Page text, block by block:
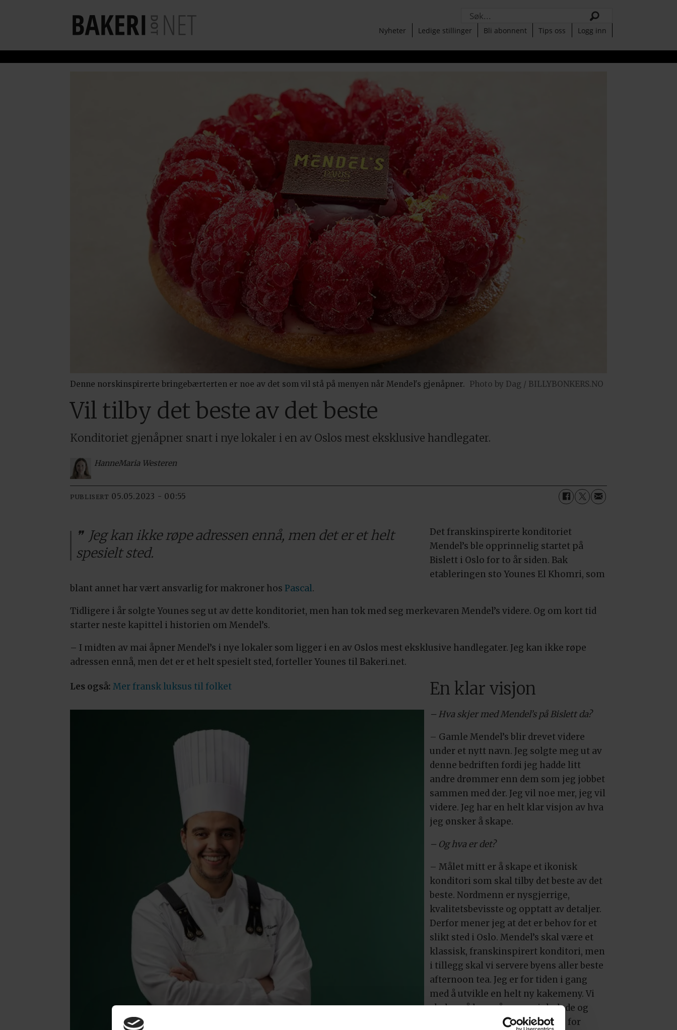
Søk
Nyheter Ledige stillinger Bli abonnent Tips oss Logg inn
Denne norskinspirerte bringebærterten er noe av det som vil stå på menyen når Mendel's gjenåpner. Photo by Dag / BILLYBONKERS.NO
Vil tilby det beste av det beste
Konditoriet gjenåpner snart i nye lokaler i en av Oslos mest eksklusive handlegater.
HanneMaria Westeren
PUBLISERT 05.05.2023 - 00:55
Jeg kan ikke røpe adressen ennå, men det er et helt
spesielt sted.
Det franskinspirerte konditoriet
Mendel’s ble opprinnelig startet på
Bislett i Oslo for to år siden. Bak
etableringen sto Younes El Khomri, som
blant annet har vært ansvarlig for makroner hosPascal.
Tidligere i år solgte Younes seg ut av dette konditoriet, men han tok med seg merkevaren Mendel’s videre. Og om kort tid
starter neste kapittel i historien om Mendel’s.
– I midten av mai åpner Mendel’s i nye lokaler som ligger i en av Oslos mest eksklusive handlegater. Jeg kan ikke røpe
adressen ennå, men det er et helt spesielt sted, forteller Younes til Bakeri.net.
Les også: Mer fransk luksus til folket En klar visjon
– Hva skjer med Mendel’s på Bislett da?
– Gamle Mendel’s blir drevet videre
under et nytt navn. Jeg solgte meg ut av
denne bedriften fordi jeg hadde litt
andre drømmer enn dem som jeg jobbet
sammen med der. Jeg vil noe mer, jeg vil
videre. Jeg har en helt klar visjon av hva
jeg ønsker å skape.
– Og hva er det?
– Målet mitt er å skape et ikonisk
konditori som skal tilby det beste av det
beste. Nordmenn er nysgjerrige,
kvalitetsbevisste og opptatt av detaljer.
Derfor mener jeg at det er behov for et
slikt sted i Oslo. Mendel’s skal være et
klassisk, franskinspirert konditori, men
i tillegg skal vi servere byens aller beste
afternoon tea. Jeg er for tiden i gang
med å utvikle en helt ny kakemeny. Vi
skal også lage vår egen sjokolade og
bake kvalitetsbrød. Det blir noe for